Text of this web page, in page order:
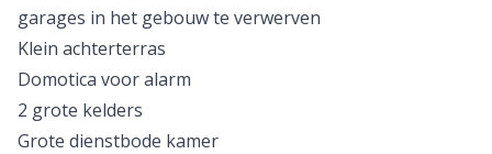
garages in het gebouw te verwerven
Klein achterterras
Domotica voor alarm
2 grote kelders
Grote dienstbode kamer